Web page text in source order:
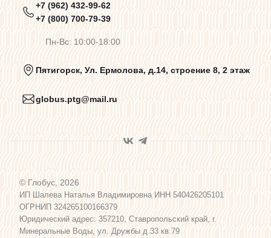
Предупреждения о цветопередаче
Политика конфиденциальности
Пользовательское соглашение
Программа лояльности
Карта сайта
+7 (962) 432-99-62
+7 (800) 700-79-39
Пн-Вс: 10:00-18:00
Пятигорск, Ул. Ермолова, д.14, строение 8, 2 этаж
globus.ptg@mail.ru
© Глобус, 2026
ИП Шалева Наталья Владимировна ИНН 540426205101
ОГРНИП 324265100166379
Юридический адрес: 357210, Ставропольский край, г.
Минеральные Воды, ул. Дружбы д.33 кв.79